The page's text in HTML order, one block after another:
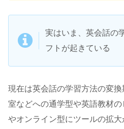
実はいま、英会話の
フトが起きている
現在は英会話の学習方法の変
室などへの通学型や英語教材
やオンライン型にツールの拡